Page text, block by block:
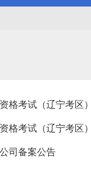
格考试（辽宁考区
格考试（辽宁考区
司备案公告